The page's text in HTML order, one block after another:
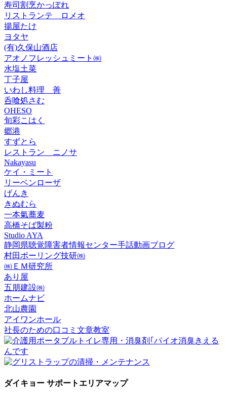
寿司割烹かっぽれ
リストランテ ロメオ
揚屋たけ
ヨタヤ
(有)久保山酒店
アオノフレッシュミート㈱
水塩土菜
丁子屋
いわし料理 善
呑喰処さむ
OHESO
旬彩こはく
郷港
すずとら
レストラン ニノサ
Nakayasu
ケイ・ミート
リーベンローザ
げんき
きぬむら
一本氣蕎麦
高橋そば製粉
Studio AYA
静岡県聴覚障害者情報センター手話動画ブログ
村田ボーリング技研㈱
㈱ＥＭ研究所
あり屋
五朋建設㈱
ホームナビ
北山農園
アイワンホール
社長のための口コミ文章教室
ダイキョー サポートエリアマップ